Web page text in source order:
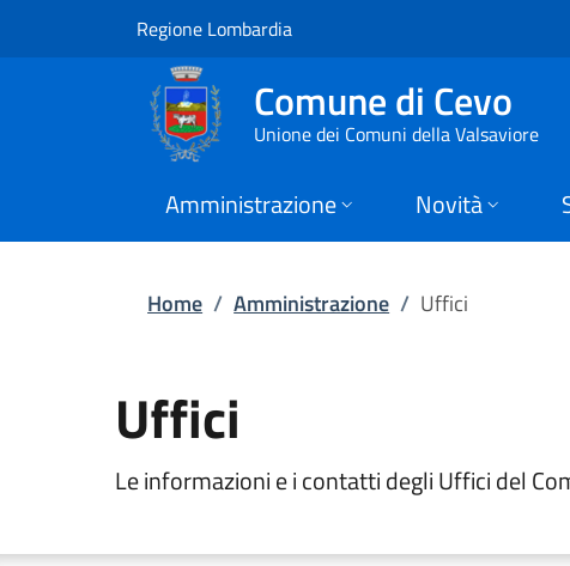
Vai al contenuto principale
Uffici | Comune di
Regione Lombardia
Comune di Cevo
Unione dei Comuni della Valsaviore
Amministrazione Novità
Home / Amministrazione / Uffici
Uffici
Le informazioni e i contatti degli Uffici del